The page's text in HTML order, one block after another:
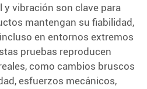
vibración son clave para
mantengan su fiabilidad,
en entornos extremos
pruebas reproducen
como cambios bruscos
esfuerzos mecánicos,